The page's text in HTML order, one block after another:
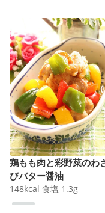
鶏もも肉と彩野菜のわ
びバター醤油
148kcal 食塩 1.3g